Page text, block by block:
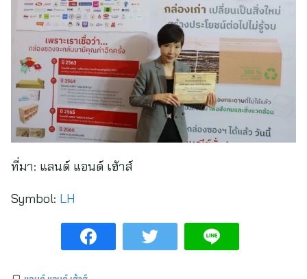
ที่มา: แลนด์ แอนด์ เฮ้าส์
Symbol: LH